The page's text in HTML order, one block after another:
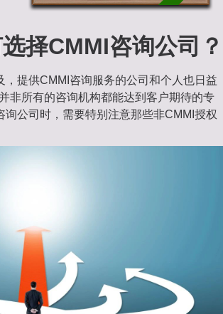
择CMMI咨询公司？
，提供CMMI咨询服务的公司和个人也日益
非所有的咨询机构都能达到客户期待的专
询公司时，需要特别注意那些非CMMI授权